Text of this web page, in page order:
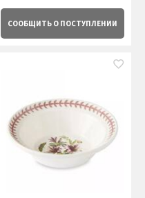
СООБЩИТЬ О ПОСТУПЛЕНИИ